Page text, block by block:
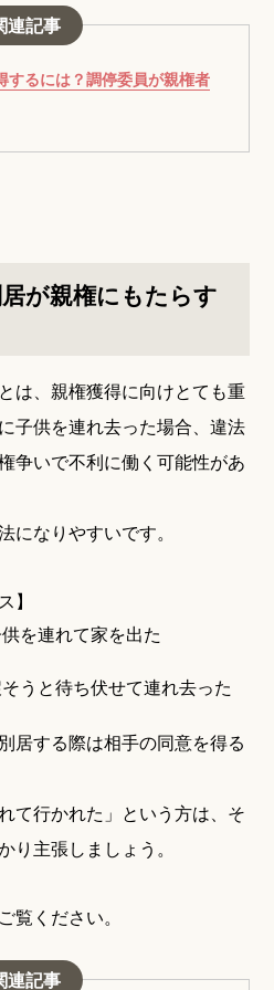
連記事
するには？調停委員が親権者
が親権にもたらす
は、親権獲得に向けとても重
子供を連れ去った場合、違法
争いで不利に働く可能性があ
になりやすいです。
】
を連れて家を出た
うと待ち伏せて連れ去った
居する際は相手の同意を得る
て行かれた」という方は、そ
り主張しましょう。
覧ください。
連記事